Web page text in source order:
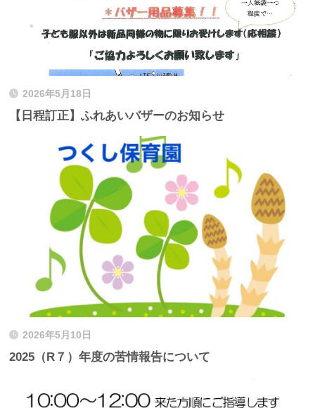
2026年5月18日
【日程訂正】ふれあいバザーのお知らせ
2026年5月10日
2025（R７）年度の苦情報告について